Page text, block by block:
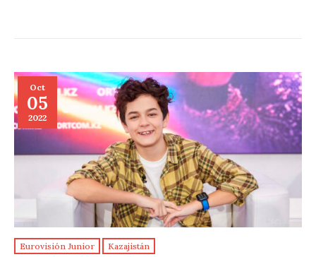
Oct
05
2022
Eurovisión Junior Kazajistán